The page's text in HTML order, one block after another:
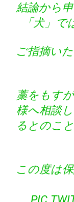
結論から
「犬」
ご指摘い
藁をもす
様へ相談
るとのこ
この度は